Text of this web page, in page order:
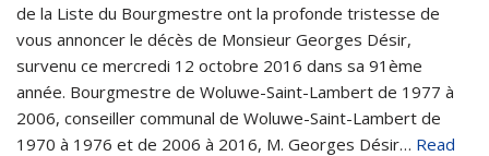
de la Liste du Bourgmestre ont la profonde tristesse de
vous annoncer le décès de Monsieur Georges Désir,
survenu ce mercredi 12 octobre 2016 dans sa 91ème
année. Bourgmestre de Woluwe-Saint-Lambert de 1977 à
2006, conseiller communal de Woluwe-Saint-Lambert de
1970 à 1976 et de 2006 à 2016, M. Georges Désir… Read